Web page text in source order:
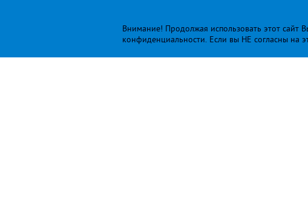
Внимание! Продолжая использовать этот сайт
конфиденциальности. Если вы НЕ согласны на